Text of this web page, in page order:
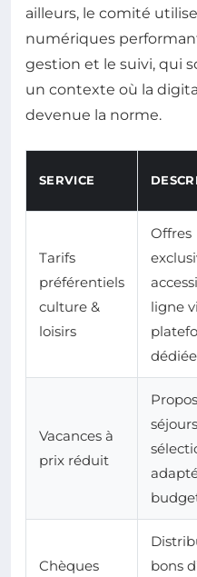
ailleurs, le comité
numériques
gestion et le suivi, qui
un contexte où la
devenue la norme.
SERVICE
Tarifs
préférentiels
culture &
loisirs
Offres
ligne
dédiée
Vacances à
prix réduit
séjours
Chèques
bons